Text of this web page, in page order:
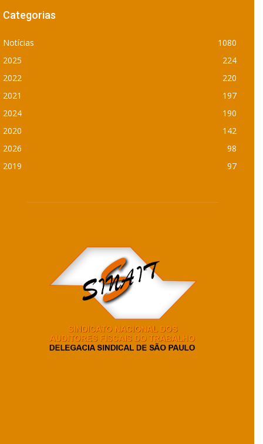
Categorias
Notícias
1080
2025
224
2022
220
2021
197
2024
190
2020
142
2026
98
2019
97